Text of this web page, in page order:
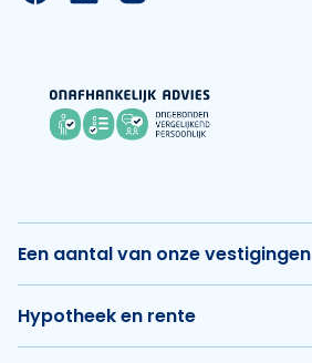
Een aantal van onze vestigingen
Hypotheek en rente